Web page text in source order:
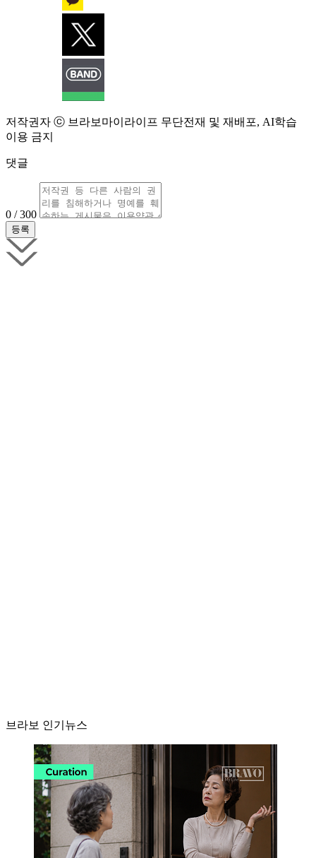
저작권자 ⓒ 브라보마이라이프 무단전재 및 재배포, AI학습
이용 금지
댓글
0 / 300
브라보 인기뉴스